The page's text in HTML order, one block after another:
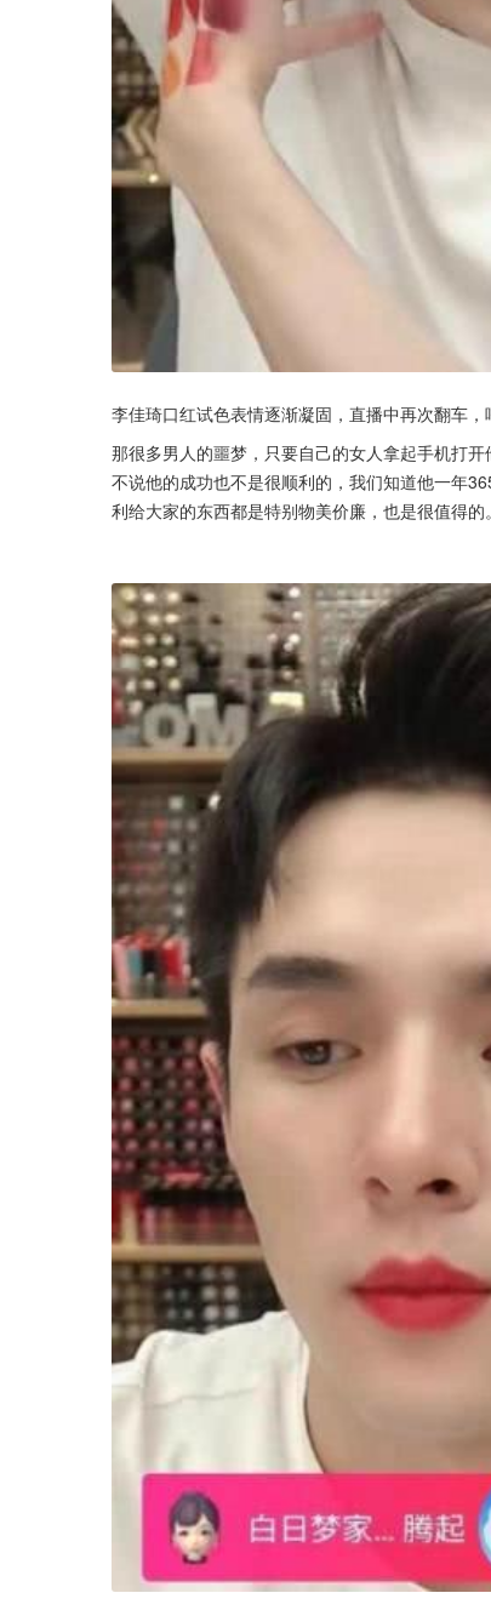
李佳琦口红试色表情逐渐凝固，直播中再次翻车
那很多男人的噩梦，只要自己的女人拿起手机打
不说他的成功也不是很顺利的，我们知道他一年
利给大家的东西都是特别物美价廉，也是很值得的。